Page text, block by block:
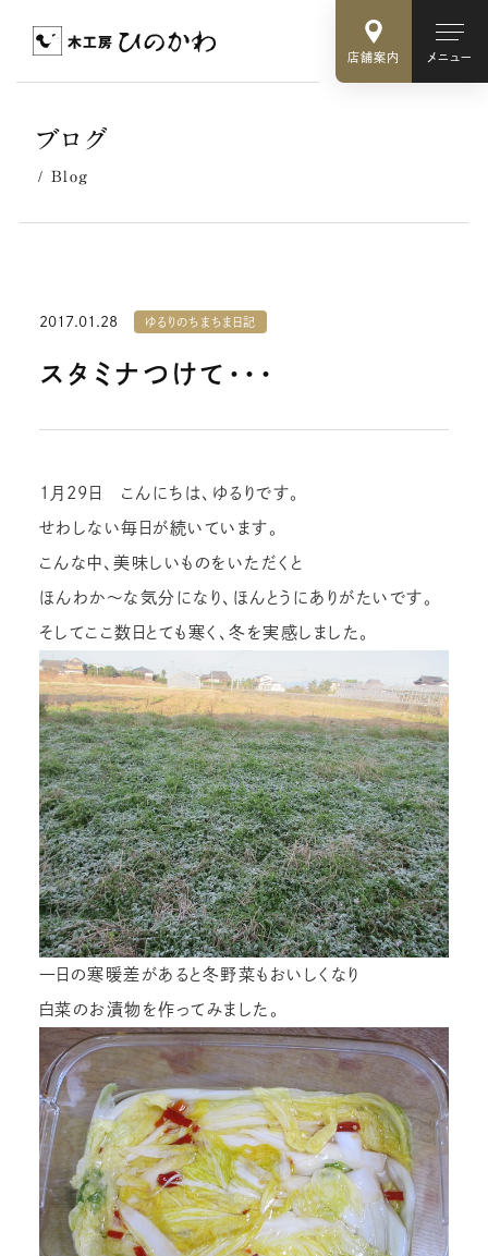
店舗案内 メニュー
ブログ
Blog
2017.01.28 ゆるりのちまちま日記
1月29日 こんにちは、ゆるりです。
せわしない毎日が続いています。
こんな中、美味しいものをいただくと
ほんわか～な気分になり、ほんとうにありがたいです。
そしてここ数日とても寒く、冬を実感しました。
一日の寒暖差があると冬野菜もおいしくなり
白菜のお漬物を作ってみました。